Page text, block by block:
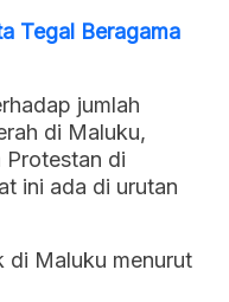
Tegal Beragama
jumlah
di Maluku,
Protestan di
ini ada di urutan
di Maluku menurut